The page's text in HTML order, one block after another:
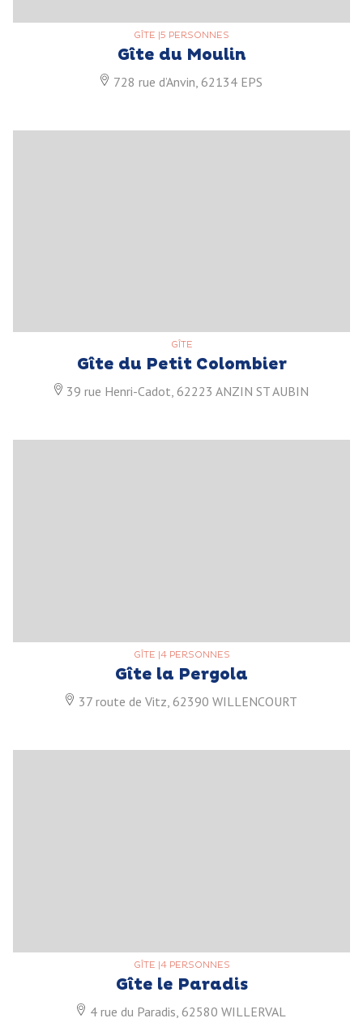
GÎTE |5 PERSONNES
Gîte du Moulin
728 rue d’Anvin, 62134 EPS
GÎTE
Gîte du Petit Colombier
39 rue Henri-Cadot, 62223 ANZIN ST AUBIN
GÎTE |4 PERSONNES
Gîte la Pergola
37 route de Vitz, 62390 WILLENCOURT
GÎTE |4 PERSONNES
Gîte le Paradis
4 rue du Paradis, 62580 WILLERVAL